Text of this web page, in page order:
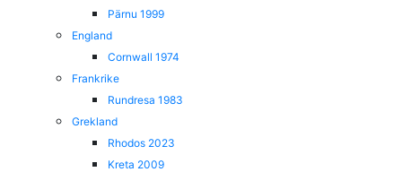
Pärnu 1999
England
Cornwall 1974
Frankrike
Rundresa 1983
Grekland
Rhodos 2023
Kreta 2009